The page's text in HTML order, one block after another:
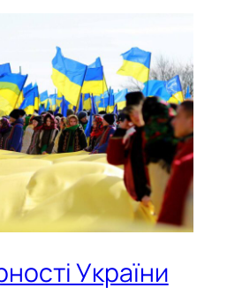
України